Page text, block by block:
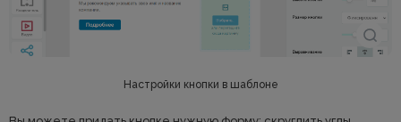
Настройки кнопки в шаблоне